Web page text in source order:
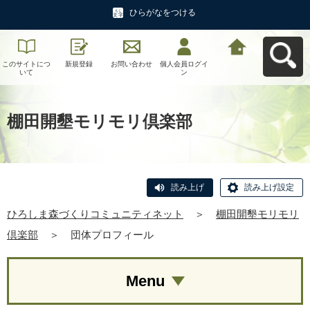
ひらがなをつける
このサイトにつ
いて
新規登録 お問い合わせ
個人会員ログイ
ン
棚田開墾モリモリ倶楽部
読み上げ 読み上げ設定
ひろしま森づくりコミュニティネット ＞
棚田開墾モリモリ
倶楽部
＞ 団体プロフィール
Menu